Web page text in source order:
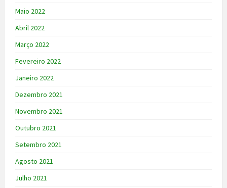
Maio 2022
Abril 2022
Março 2022
Fevereiro 2022
Janeiro 2022
Dezembro 2021
Novembro 2021
Outubro 2021
Setembro 2021
Agosto 2021
Julho 2021